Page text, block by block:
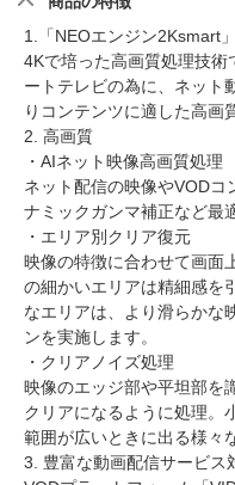
1.「NEOエンジン2Ksmart
4Kで培った高画質処理技
ートテレビの為に、ネット
りコンテンツに適した高画
2. 高画質
・AIネット映像高画質処理
ネット配信の映像やVODコ
ナミックガンマ補正など最
・エリア別クリア復元
映像の特徴に合わせて画面
の細かいエリアは精細感を
なエリアは、より滑らかな
ンを実施します。
・クリアノイズ処理
映像のエッジ部や平坦部を
クリアになるように処理。
範囲が広いときに出る様々
3. 豊富な動画配信サービス